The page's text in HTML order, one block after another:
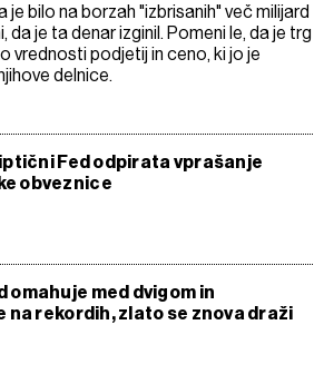
je bilo na borzah "izbrisanih" več milijard
da je ta denar izginil. Pomeni le, da je trg
vrednosti podjetij in ceno, ki jo je
delnice.
Fed odpirata vprašanje
obveznice
omahuje med dvigom in
rekordih, zlato se znova draži